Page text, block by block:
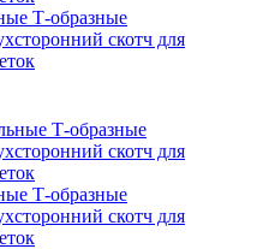
Т-образные
скотч для
Т-образные
скотч для